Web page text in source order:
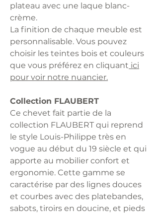
plateau avec une laque blanc-
crème.
La finition de chaque meuble est
personnalisable. Vous pouvez
choisir les teintes bois et couleurs
que vous préférez en cliquant ici
pour voir notre nuancier.
Collection FLAUBERT
Ce chevet fait partie de la
collection FLAUBERT qui reprend
le style Louis-Philippe très en
vogue au début du 19 siècle et qui
apporte au mobilier confort et
ergonomie. Cette gamme se
caractérise par des lignes douces
et courbes avec des platebandes,
sabots, tiroirs en doucine, et pieds